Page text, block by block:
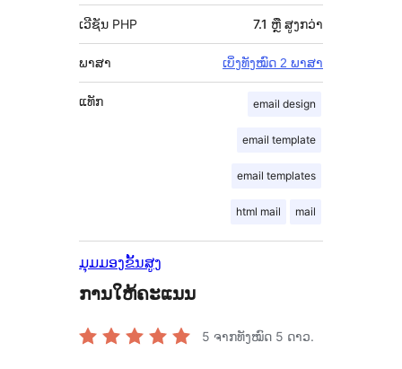
ເວີຊັນ PHP 7.1 ຫຼື ສູງກວ່າ
ພາສາ ເບິ່ງທັງໝົດ 2 ພາສາ
ແທັກ email design
email template
email templates
html mail mail
ມຸມມອງຂັ້ນສູງ
ການໃຫ້ຄະແນນ
5 ຈາກທັງໝົດ 5 ດາວ.